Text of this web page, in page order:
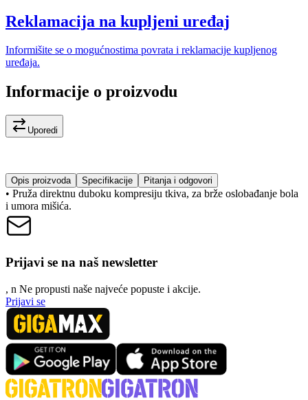
Reklamacija na kupljeni uređaj
Informišite se o mogućnostima povrata i reklamacije kupljenog
uređaja.
Informacije o proizvodu
Uporedi
Opis proizvoda Specifikacije Pitanja i odgovori
• Pruža direktnu duboku kompresiju tkiva, za brže oslobađanje bola
i umora mišića.
Prijavi se na naš newsletter
, n Ne propusti naše najveće popuste i akcije.
Prijavi se